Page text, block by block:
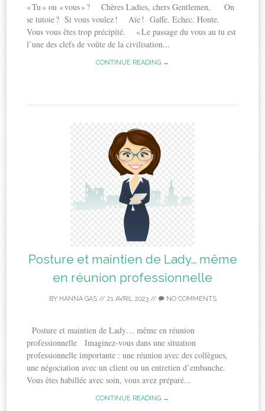
« Tu » ou « vous » ? Chères Ladies, chers Gentlemen, On
se tutoie ? Si vous voulez ! Aïe ! Gaffe. Echec. Honte.
Vous vous êtes trop précipité. « Le passage du vous au tu est
l’une des clefs de voûte de la civilisation...
CONTINUE READING →
Posture et maintien de Lady… même
en réunion professionnelle
BY HANNA GAS// 21 AVRIL 2023// NO COMMENTS
Posture et maintien de Lady… même en réunion
professionnelle Imaginez-vous dans une situation
professionnelle importante : une réunion avec des collègues,
une négociation avec un client ou un entretien d’embauche.
Vous êtes habillée avec soin, vous avez préparé...
CONTINUE READING →